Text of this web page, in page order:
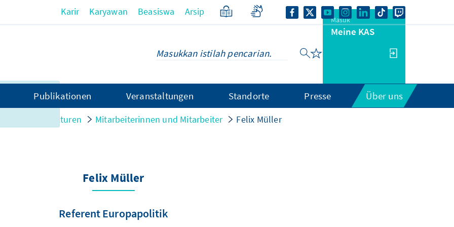
di halaman
Karir Karyawan Beasiswa Arsip
Masuk
Meine KAS
Publikationen Veranstaltungen Standorte Presse Über uns
und Strukturen Mitarbeiterinnen und Mitarbeiter Felix Müller
Felix Müller
Referent Europapolitik